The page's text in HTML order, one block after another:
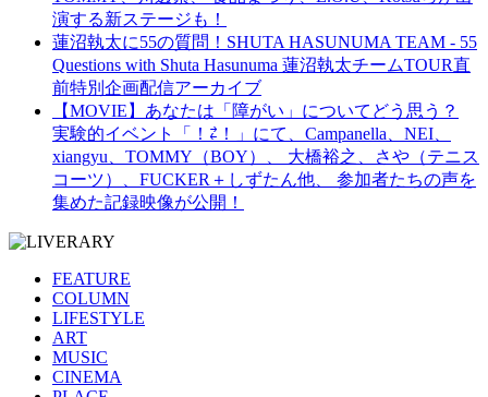
演する新ステージも！
蓮沼執太に55の質問！SHUTA HASUNUMA TEAM - 55
Questions with Shuta Hasunuma 蓮沼執太チームTOUR直
前特別企画配信アーカイブ
【MOVIE】あなたは「障がい」についてどう思う？
実験的イベント「！⇄！」にて、Campanella、NEI、
xiangyu、TOMMY（BOY）、 大橋裕之、さや（テニス
コーツ）、FUCKER＋しずたん他、 参加者たちの声を
集めた記録映像が公開！
FEATURE
COLUMN
LIFESTYLE
ART
MUSIC
CINEMA